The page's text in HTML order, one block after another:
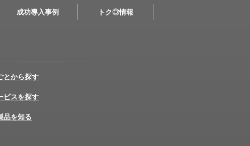
成功導入事例 トク◎情報
とから探す
ビスを探す
品を知る